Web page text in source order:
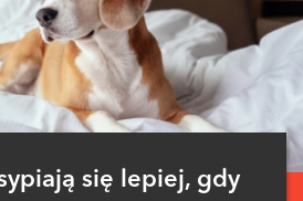
się lepiej, gdy